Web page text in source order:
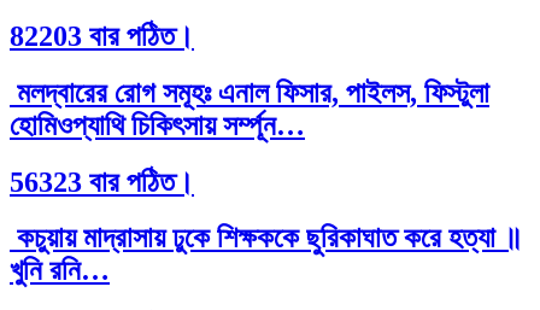
82203 বার পঠিত।
মলদ্বারের রোগ সমূহঃ এনাল ফিসার, পাইলস, ফিস্টুলা
হোমিওপ্যাথি চিকিৎসায় সর্ম্পূন…
56323 বার পঠিত।
কচুয়ায় মাদ্রাসায় ঢুকে শিক্ষককে ছুরিকাঘাত করে হত্যা ॥
খুনি রনি…